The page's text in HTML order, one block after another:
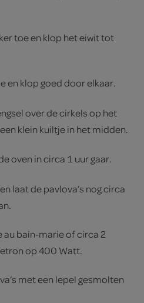
toe en klop het eiwit tot
en klop goed door elkaar.
over de cirkels op het
klein kuiltje in het midden.
oven in circa 1 uur gaar.
laat de pavlova’s nog circa
au bain-marie of circa 2
op 400 Watt.
met een lepel gesmolten